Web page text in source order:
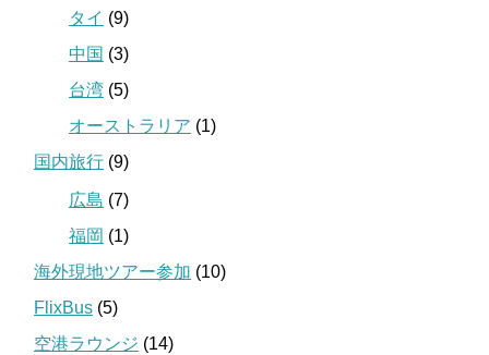
タイ (9)
中国 (3)
台湾 (5)
オーストラリア (1)
国内旅行 (9)
広島 (7)
福岡 (1)
海外現地ツアー参加 (10)
FlixBus (5)
空港ラウンジ (14)